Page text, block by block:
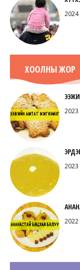
ХООЛНЫ ЖОР
2023